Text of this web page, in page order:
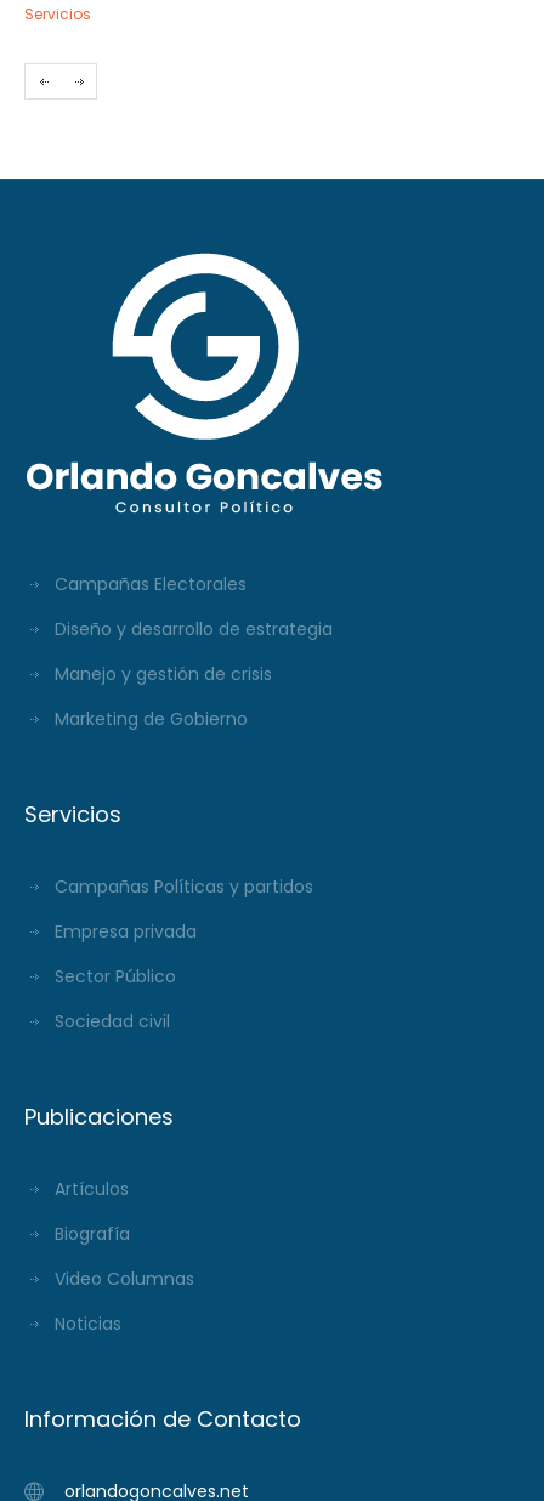
Servicios
Campañas Electorales
Diseño y desarrollo de estrategia
Manejo y gestión de crisis
Marketing de Gobierno
Servicios
Campañas Políticas y partidos
Empresa privada
Sector Público
Sociedad civil
Publicaciones
Artículos
Biografía
Video Columnas
Noticias
Información de Contacto
orlandogoncalves.net